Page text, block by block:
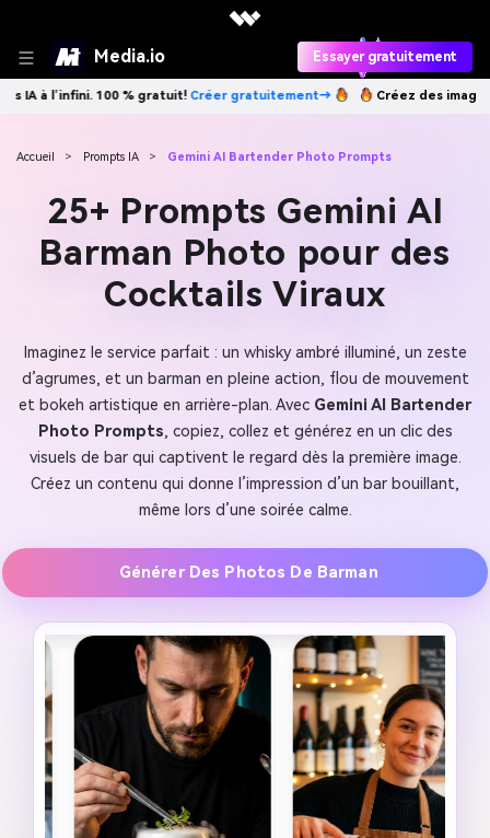
Media.io Essayer gratuitement
gratuitement→ Créez des images IA à l’infini. 100 % gratuit!
Accueil > Prompts IA > Gemini AI Bartender Photo Prompts
25+ Prompts Gemini AI
Barman Photo pour des
Cocktails Viraux
Imaginez le service parfait : un whisky ambré illuminé, un zeste
d’agrumes, et un barman en pleine action, flou de mouvement
et bokeh artistique en arrière-plan. Avec Gemini AI Bartender
Photo Prompts, copiez, collez et générez en un clic des
visuels de bar qui captivent le regard dès la première image.
Créez un contenu qui donne l’impression d’un bar bouillant,
même lors d’une soirée calme.
Générer Des Photos De Barman